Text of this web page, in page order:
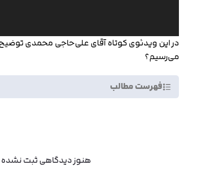
در این ویدئوی کوتاه آقای علی‌حاجی محمدی
می‌رسیم؟
فهرست مطالب
هنوز دیدگاهی ثبت نشده